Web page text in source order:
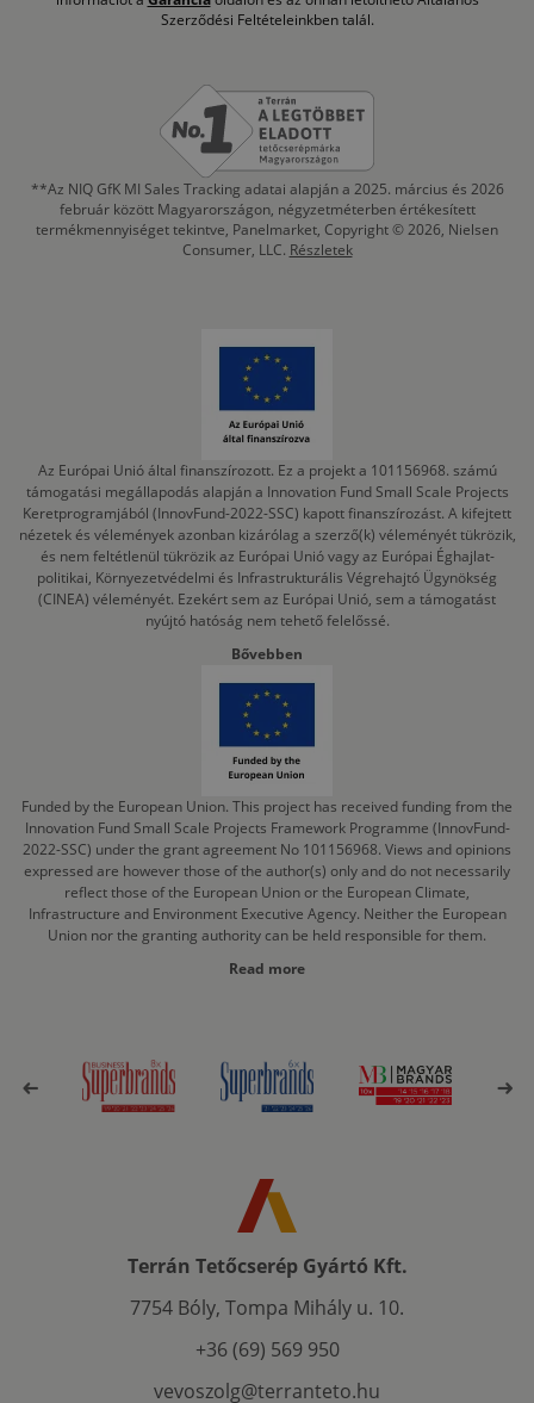
Szerződési Feltételeinkben talál.
**Az NIQ GfK MI Sales Tracking adatai alapján a 2025. március és 2026
február között Magyarországon, négyzetméterben értékesített
termékmennyiséget tekintve, Panelmarket, Copyright © 2026, Nielsen
Consumer, LLC. Részletek
Az Európai Unió által finanszírozott. Ez a projekt a 101156968. számú
támogatási megállapodás alapján a Innovation Fund Small Scale Projects
Keretprogramjából (InnovFund-2022-SSC) kapott finanszírozást. A kifejtett
nézetek és vélemények azonban kizárólag a szerző(k) véleményét tükrözik,
és nem feltétlenül tükrözik az Európai Unió vagy az Európai Éghajlat-
politikai, Környezetvédelmi és Infrastrukturális Végrehajtó Ügynökség
(CINEA) véleményét. Ezekért sem az Európai Unió, sem a támogatást
nyújtó hatóság nem tehető felelőssé.
Bővebben
Funded by the European Union. This project has received funding from the
Innovation Fund Small Scale Projects Framework Programme (InnovFund-
2022-SSC) under the grant agreement No 101156968. Views and opinions
expressed are however those of the author(s) only and do not necessarily
reflect those of the European Union or the European Climate,
Infrastructure and Environment Executive Agency. Neither the European
Union nor the granting authority can be held responsible for them.
Read more
Terrán Tetőcserép Gyártó Kft.
7754 Bóly, Tompa Mihály u. 10.
+36 (69) 569 950
vevoszolg@terranteto.hu